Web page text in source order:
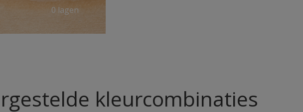
0 lagen
kleurcombinaties